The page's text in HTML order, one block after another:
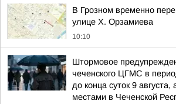
В Грозном временно
улице Х. Орзамиева
10:10
Штормовое
чеченского ЦГМС в
до конца суток 9 августа,
местами в Чеченской